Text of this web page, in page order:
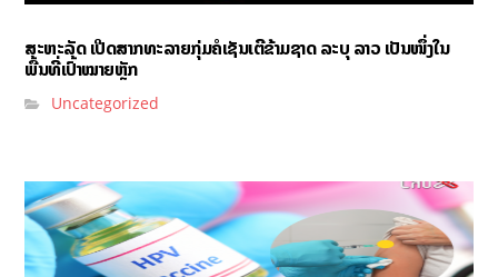
ສະຫະລັດ ເປີດສາກທະລາຍກຸ່ມຄໍເຊັນເຕີຂ້າມຊາດ ລະບຸ ລາວ ເປັນໜຶ່ງໃນ
ພື້ນທີ່ເປົ້າໝາຍຫຼັກ
Uncategorized